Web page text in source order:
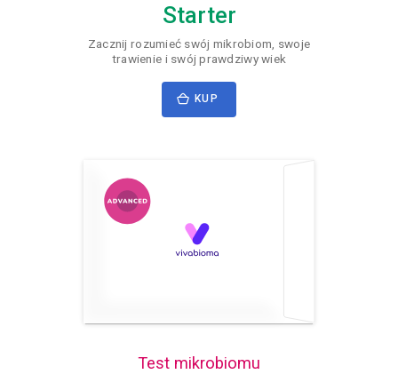
Starter
Zacznij rozumieć swój mikrobiom, swoje
trawienie i swój prawdziwy wiek
KUP
Test mikrobiomu